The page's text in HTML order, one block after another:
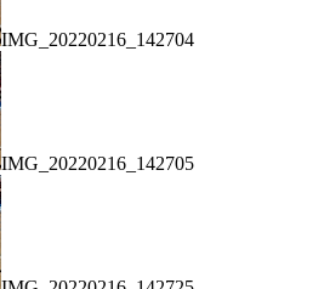
IMG_20220216_142704
IMG_20220216_142705